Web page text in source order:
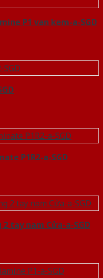
P1 van kem-a-SGD
P1R2-a-SGD
2 tay nam Cửa-a-SGD